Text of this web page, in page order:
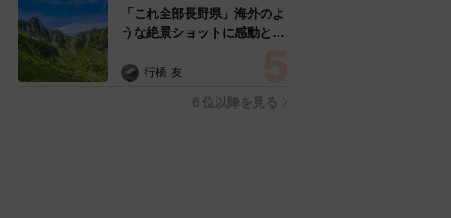
すよ…」
「これ全部長野県」海外のよ
うな絶景ショットに感動と反
ったんだって気づいた」
行橋 友
６位以降を見る